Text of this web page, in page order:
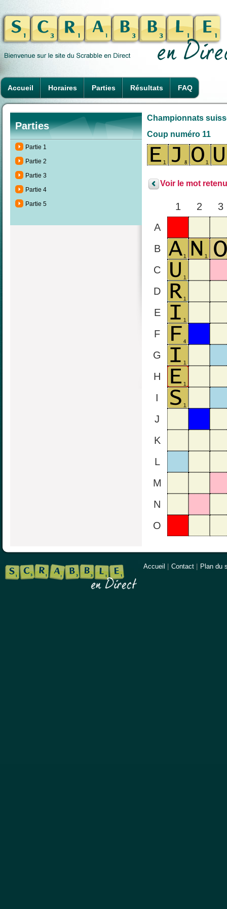
Accueil Horaires Parties Résultats FAQ
Parties
Partie 1
Partie 2
Partie 3
Partie 4
Partie 5
Championnats
Coup numéro 11
Voir le mot
1 2
3
A
B
C
D
E
F
G
H
I
J
K
L
M
N
O
Accueil Contact Plan du